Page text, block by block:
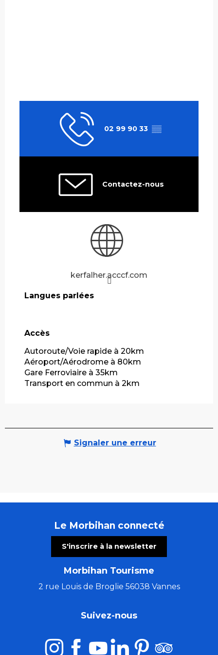
02 99 90 33 ▒▒
Contactez-nous
kerfalher.acccf.com
Langues parlées
Langues parlées
Accès
Accès
Autoroute/Voie rapide à 20km
Aéroport/Aérodrome à 80km
Gare Ferroviaire à 35km
Transport en commun à 2km
Signaler une erreur
Le Morbihan connecté
S'inscrire à la newsletter
Morbihan Tourisme
2 rue Louis de Broglie 56038 Vannes
Suivez-nous